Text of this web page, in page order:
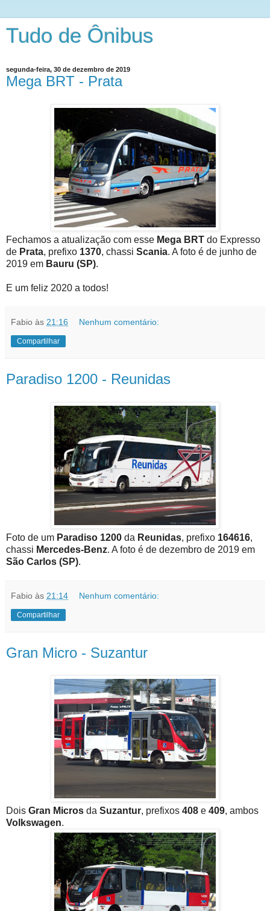
Tudo de Ônibus
segunda-feira, 30 de dezembro de 2019
Mega BRT - Prata
Fechamos a atualização com esse Mega BRT do Expresso
de Prata, prefixo 1370, chassi Scania. A foto é de junho de
2019 em Bauru (SP).
E um feliz 2020 a todos!
Fabio às 21:16 Nenhum comentário:
Compartilhar
Paradiso 1200 - Reunidas
Foto de um Paradiso 1200 da Reunidas, prefixo 164616,
chassi Mercedes-Benz. A foto é de dezembro de 2019 em
São Carlos (SP).
Fabio às 21:14 Nenhum comentário:
Compartilhar
Gran Micro - Suzantur
Dois Gran Micros da Suzantur, prefixos 408 e 409, ambos
Volkswagen.